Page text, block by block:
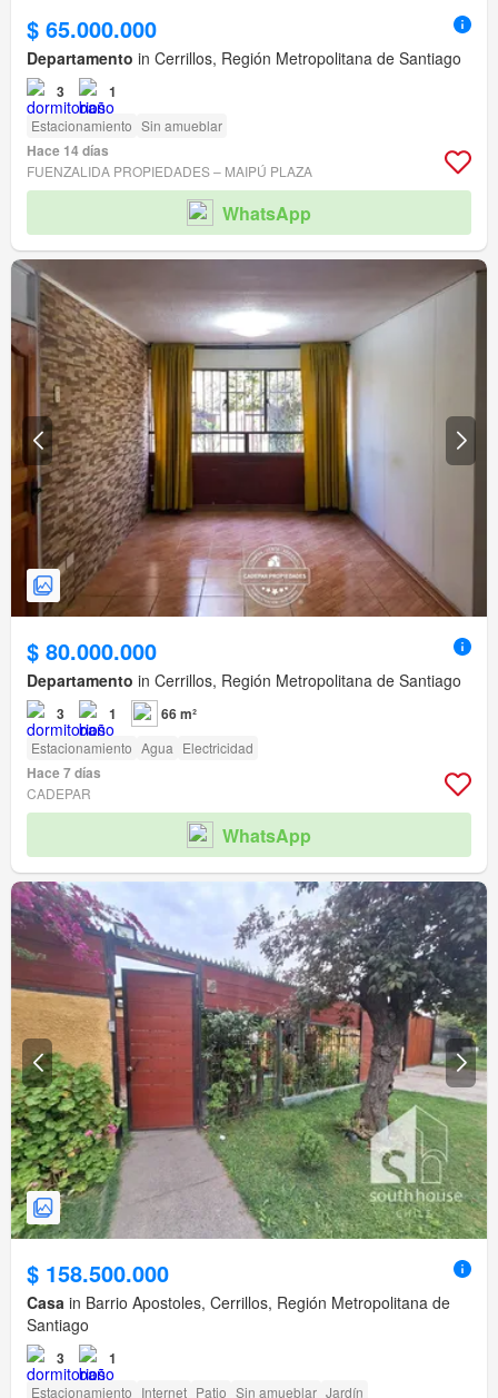
$ 65.000.000
Departamento in Cerrillos, Región Metropolitana de Santiago
3 1
Estacionamiento Sin amueblar
Hace 14 días
FUENZALIDA PROPIEDADES – MAIPÚ PLAZA
WhatsApp
$ 80.000.000
Departamento in Cerrillos, Región Metropolitana de Santiago
3 1 66 m²
Estacionamiento Agua Electricidad
Hace 7 días
CADEPAR
WhatsApp
$ 158.500.000
Casa in Barrio Apostoles, Cerrillos, Región Metropolitana de
Santiago
3 1
Estacionamiento Internet Patio Sin amueblar Jardín